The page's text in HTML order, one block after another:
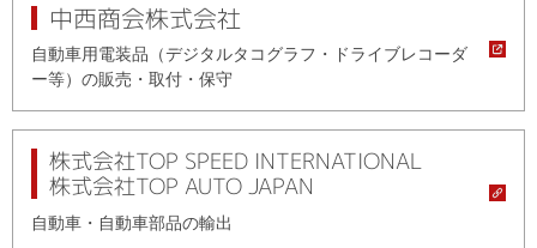
中西商会株式会社
自動車用電装品（デジタルタコグラフ・ドライブレコーダ
ー等）の販売・取付・保守
株式会社TOP SPEED INTERNATIONAL
株式会社TOP AUTO JAPAN
自動車・自動車部品の輸出